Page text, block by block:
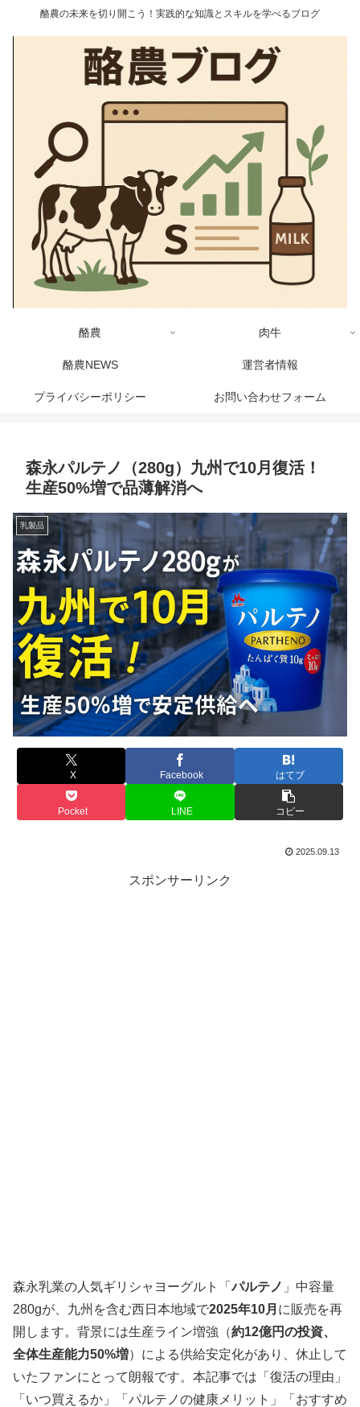
酪農の未来を切り開こう！実践的な知識とスキルを学べるブログ
酪農 肉牛
酪農NEWS 運営者情報
プライバシーポリシー お問い合わせフォーム
森永パルテノ（280g）九州で10月復活！
生産50%増で品薄解消へ
乳製品
X Facebook はてブ
Pocket LINE コピー
2025.09.13
スポンサーリンク
森永乳業の人気ギリシャヨーグルト「パルテノ 」中容量
280gが、九州を含む西日本地域で2025年10月 に販売を再
開します。背景には生産ライン増強（約12億円の投資、
全体生産能力50%増）による供給安定化があり、休止して
いたファンにとって朗報です。本記事では「復活の理由」
「いつ買えるか」「パルテノの健康メリット」「おすすめ